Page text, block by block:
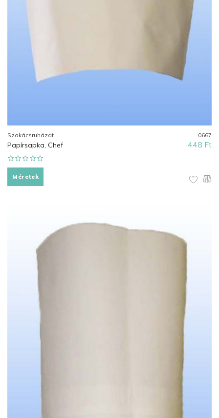
Szakácsruházat 0667
Papírsapka, Chef 448 Ft
Méretek